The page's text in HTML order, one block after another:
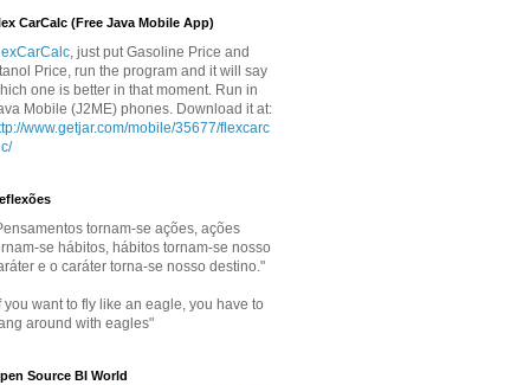
CarCalc (Free Java Mobile App)
, just put Gasoline Price and
Price, run the program and it will say
one is better in that moment. Run in
Mobile (J2ME) phones. Download it at:
www.getjar.com/mobile/35677/flexcarc
tornam-se ações, ações
se hábitos, hábitos tornam-se nosso
e o caráter torna-se nosso destino."
you want to fly like an eagle, you have to
around with eagles"
Source BI World